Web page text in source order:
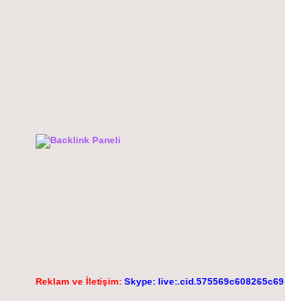
Reklam ve İletişim: Skype: live:.cid.575569c608265c69